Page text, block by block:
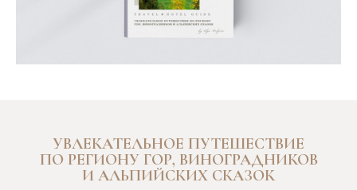
УВЛЕКАТЕЛЬНОЕ ПУТЕШЕСТВИЕ
ПО РЕГИОНУ ГОР, ВИНОГРАДНИКОВ
И АЛЬПИЙСКИХ СКАЗОК